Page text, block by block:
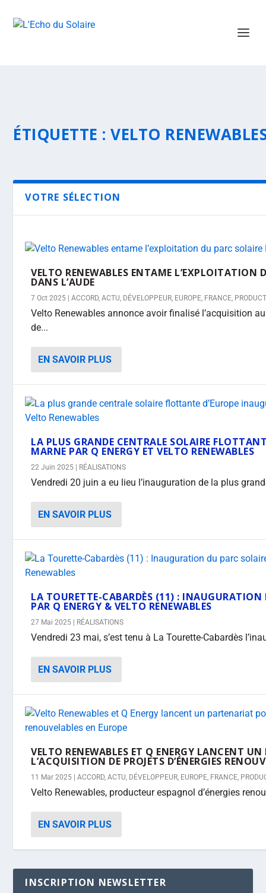
ÉTIQUETTE :VELTO
VOTRE SÉLECTION
VELTO RENEWABLES ENTAME L’EXPLOITATION
DANS L’AUDE
7 Oct 2025 |ACCORD,ACTU, DÉVELOPPEUR, EUROPE, FRANCE,
Velto Renewables annonce avoir finalisé l’acquisition
de...
EN SAVOIR PLUS
LA PLUS GRANDE CENTRALE SOLAIRE
MARNE PAR Q ENERGY ET VELTO RENEWABLES
22 Juin 2025 RÉALISATIONS
Vendredi 20 juin a eu lieu l’inauguration de la plus
EN SAVOIR PLUS
LA TOURETTE-CABARDÈS (11) : INAUGURATION
PAR Q ENERGY & VELTO RENEWABLES
27 Mai 2025 RÉALISATIONS
Vendredi 23 mai, s’est tenu à La Tourette-Cabardès
EN SAVOIR PLUS
VELTO RENEWABLES ET Q ENERGY LANCENT
L’ACQUISITION DE PROJETS D’ÉNERGIES
11 Mar 2025 |ACCORD,ACTU, DÉVELOPPEUR, EUROPE, FRANCE,
Velto Renewables, producteur espagnol d’énergies
EN SAVOIR PLUS
INSCRIPTION NEWSLETTER